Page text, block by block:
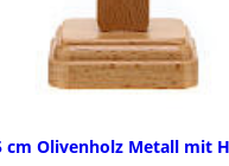
cm Olivenholz Metall mit